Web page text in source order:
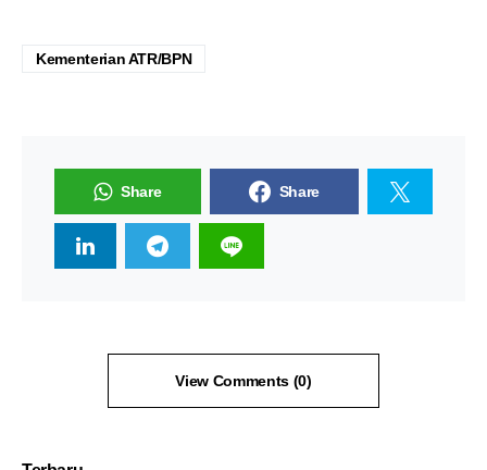
Kementerian ATR/BPN
Share Share
View Comments (0)